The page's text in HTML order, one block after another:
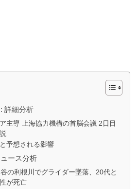
詳細分析
主導 上海協力機構の首脳会議 2日目
予想される影響
ース分析
の利根川でグライダー墜落、20代と
が死亡